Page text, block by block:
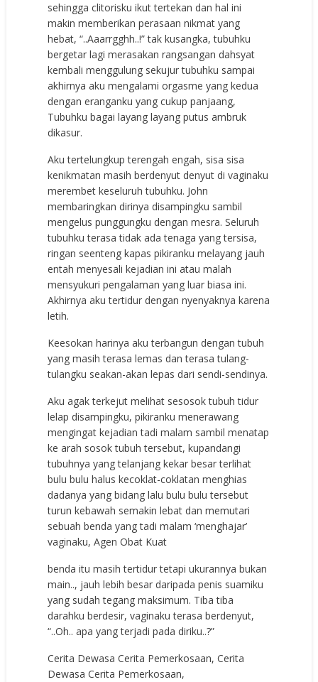
sehingga clitorisku ikut tertekan dan hal ini
makin memberikan perasaan nikmat yang
hebat, “..Aaarrgghh..!” tak kusangka, tubuhku
bergetar lagi merasakan rangsangan dahsyat
kembali menggulung sekujur tubuhku sampai
akhirnya aku mengalami orgasme yang kedua
dengan eranganku yang cukup panjaang,
Tubuhku bagai layang layang putus ambruk
dikasur.
Aku tertelungkup terengah engah, sisa sisa
kenikmatan masih berdenyut denyut di vaginaku
merembet keseluruh tubuhku. John
membaringkan dirinya disampingku sambil
mengelus punggungku dengan mesra. Seluruh
tubuhku terasa tidak ada tenaga yang tersisa,
ringan seenteng kapas pikiranku melayang jauh
entah menyesali kejadian ini atau malah
mensyukuri pengalaman yang luar biasa ini.
Akhirnya aku tertidur dengan nyenyaknya karena
letih.
Keesokan harinya aku terbangun dengan tubuh
yang masih terasa lemas dan terasa tulang-
tulangku seakan-akan lepas dari sendi-sendinya.
Aku agak terkejut melihat sesosok tubuh tidur
lelap disampingku, pikiranku menerawang
mengingat kejadian tadi malam sambil menatap
ke arah sosok tubuh tersebut, kupandangi
tubuhnya yang telanjang kekar besar terlihat
bulu bulu halus kecoklat-coklatan menghias
dadanya yang bidang lalu bulu bulu tersebut
turun kebawah semakin lebat dan memutari
sebuah benda yang tadi malam ‘menghajar’
vaginaku,Agen Obat Kuat
benda itu masih tertidur tetapi ukurannya bukan
main.., jauh lebih besar daripada penis suamiku
yang sudah tegang maksimum. Tiba tiba
darahku berdesir, vaginaku terasa berdenyut,
“..Oh.. apa yang terjadi pada diriku..?”
Cerita Dewasa Cerita Pemerkosaan, Cerita
Dewasa Cerita Pemerkosaan,